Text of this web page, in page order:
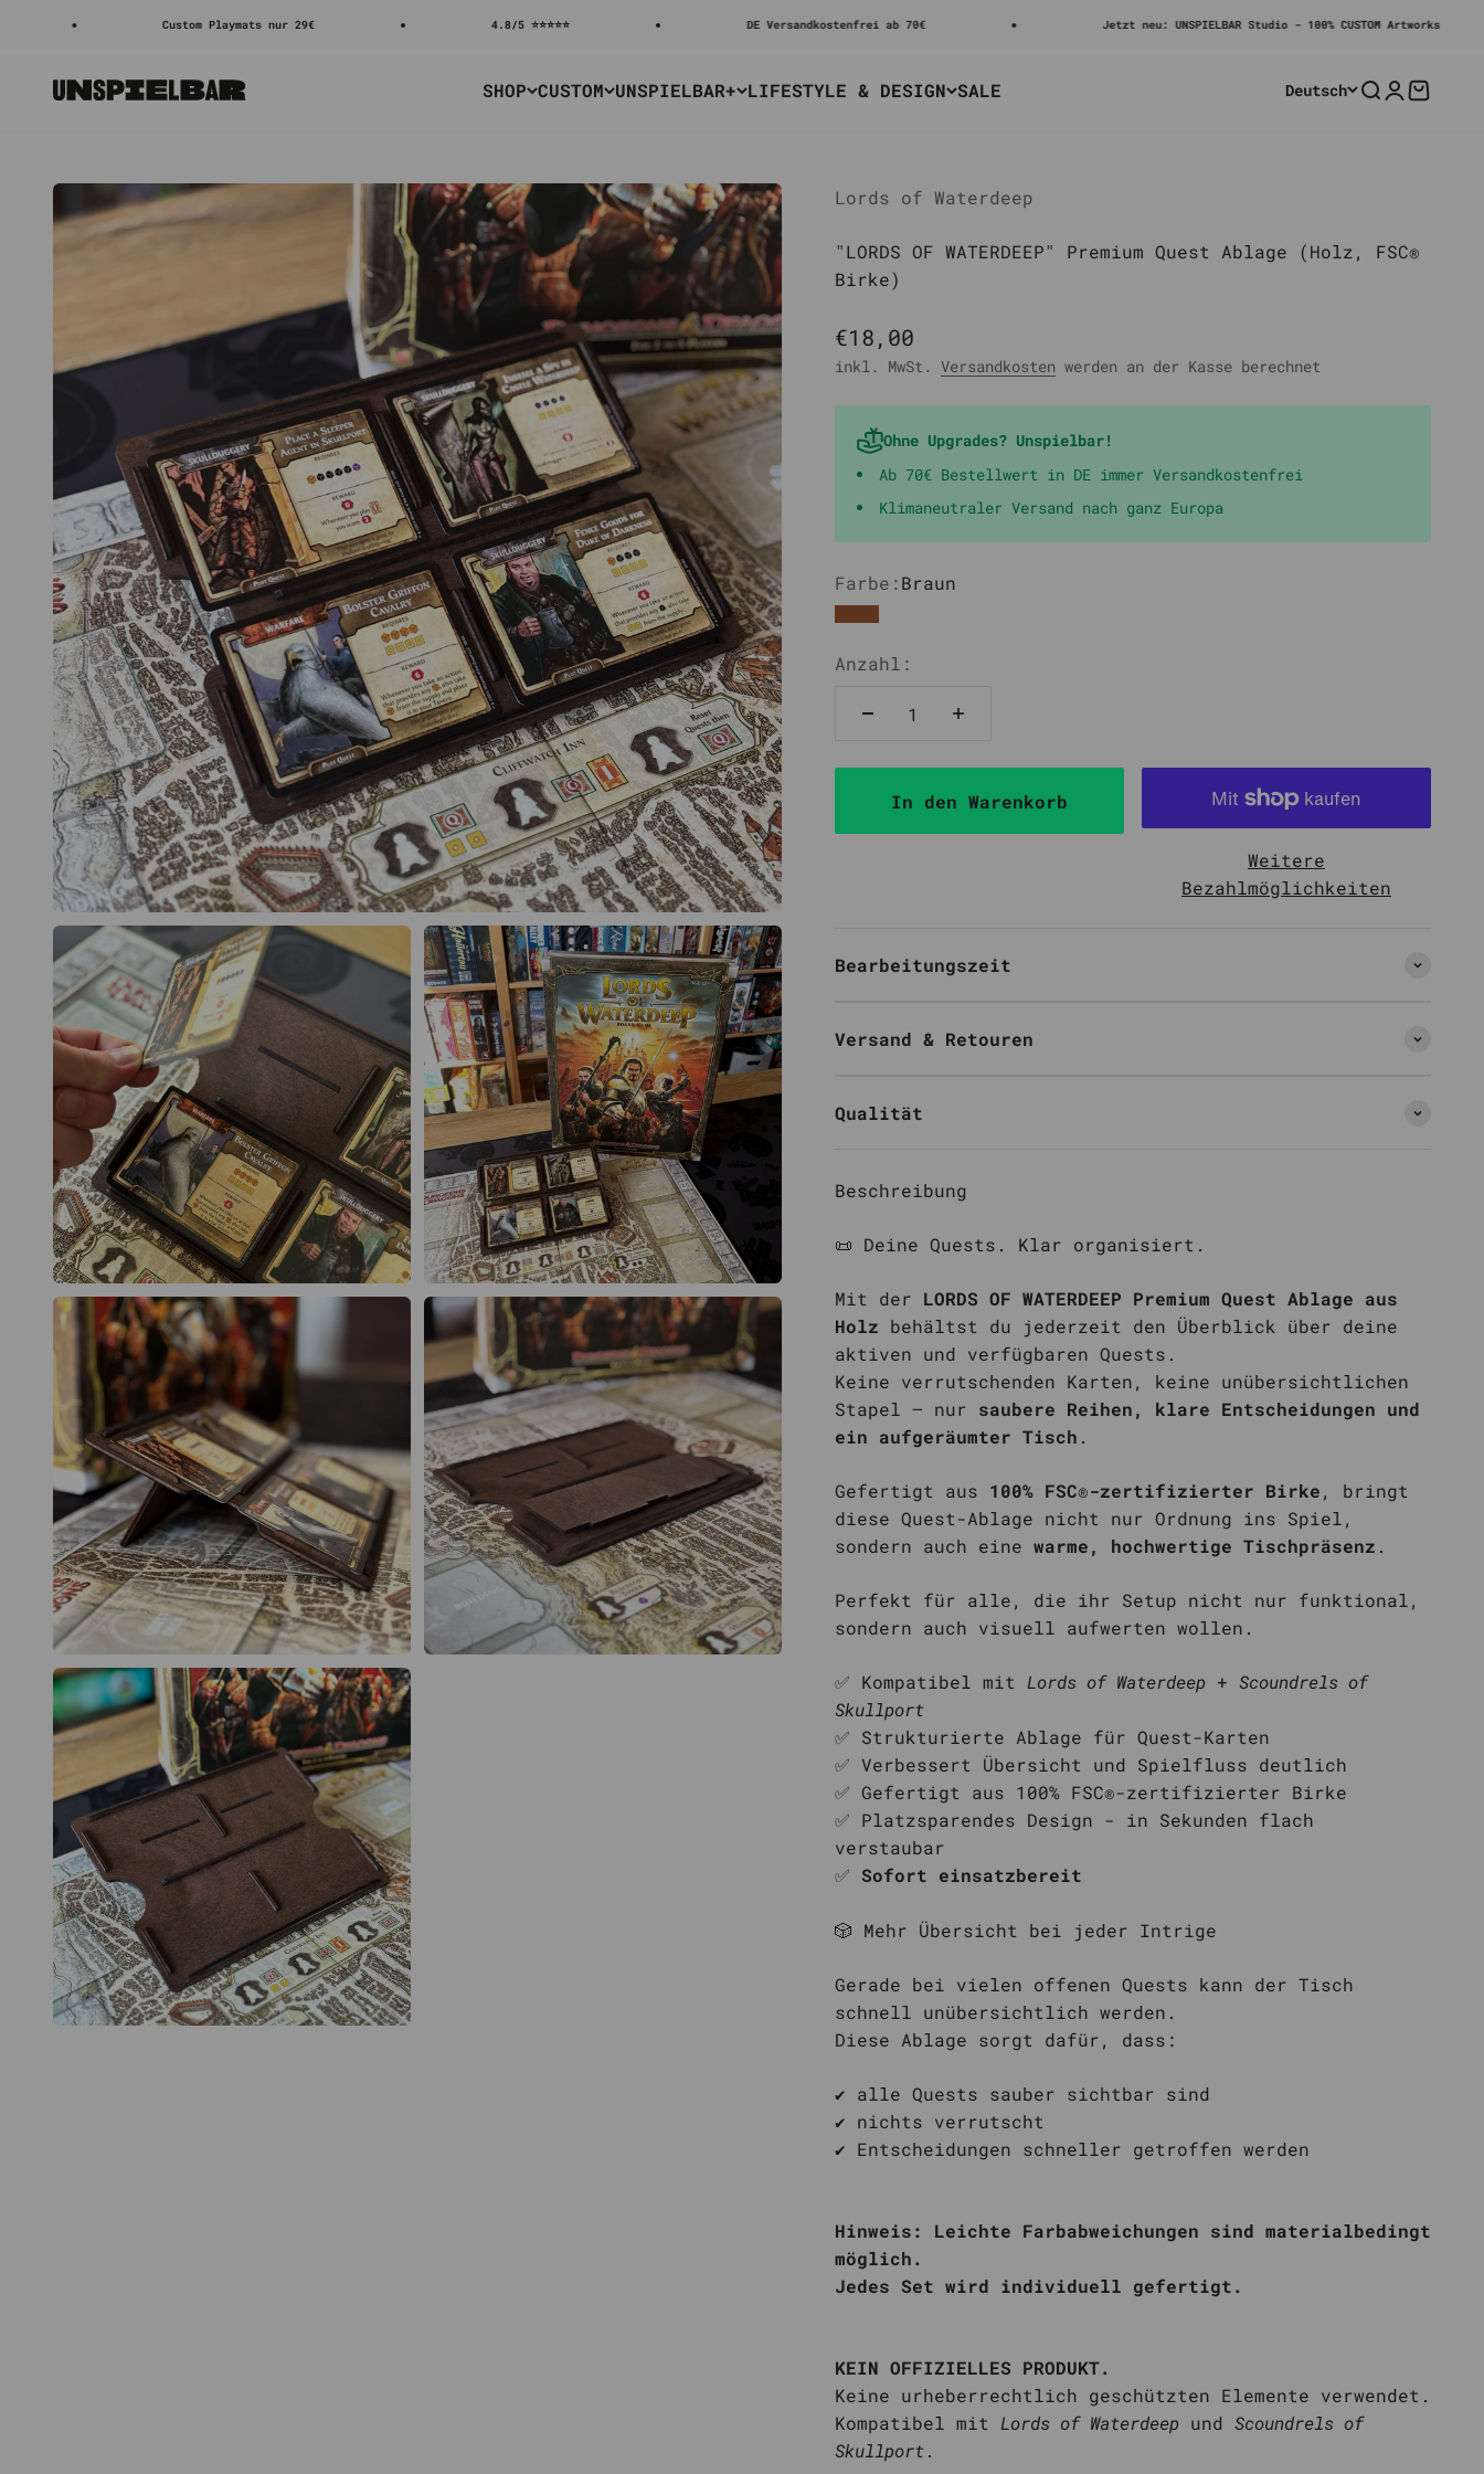
Custom Playmats nur 29€ 4.8/5 ⭐⭐⭐⭐⭐ DE Versandkostenfrei ab 70€ Jetzt neu: UNSPIELBAR Studio - 100% CUSTOM Artworks
SHOP CUSTOM UNSPIELBAR+ LIFESTYLE & DESIGN SALE
Unspielbar Deutsch SucheAnmelden
Lords of Waterdeep
"LORDS OF WATERDEEP" Premium Quest Ablage (Holz, FSC®
Birke)
Angebot
€18,00
inkl. MwSt. Versandkosten werden an der Kasse berechnet
Ohne Upgrades? Unspielbar!
Ab 70€ Bestellwert in DE immer Versandkostenfrei
Klimaneutraler Versand nach ganz Europa
Farbe:Braun
Braun
Anzahl:
In den Warenkorb
Weitere
Bezahlmöglichkeiten
Bearbeitungszeit
Versand & Retouren
Qualität
Beschreibung
📜 Deine Quests. Klar organisiert.
Mit der LORDS OF WATERDEEP Premium Quest Ablage aus
Holz behältst du jederzeit den Überblick über deine
aktiven und verfügbaren Quests.
Keine verrutschenden Karten, keine unübersichtlichen
Stapel – nur saubere Reihen, klare Entscheidungen und
ein aufgeräumter Tisch .
Gefertigt aus 100% FSC®-zertifizierter Birke, bringt
diese Quest-Ablage nicht nur Ordnung ins Spiel,
sondern auch eine warme, hochwertige Tischpräsenz .
Perfekt für alle, die ihr Setup nicht nur funktional,
sondern auch visuell aufwerten wollen.
✅ Kompatibel mit Lords of Waterdeep + Scoundrels of
Skullport
✅ Strukturierte Ablage für Quest-Karten
✅ Verbessert Übersicht und Spielfluss deutlich
✅ Gefertigt aus 100% FSC®-zertifizierter Birke
✅ Platzsparendes Design - in Sekunden flach
verstaubar
✅ Sofort einsatzbereit
🎲 Mehr Übersicht bei jeder Intrige
Gerade bei vielen offenen Quests kann der Tisch
schnell unübersichtlich werden.
Diese Ablage sorgt dafür, dass:
✔️ alle Quests sauber sichtbar sind
✔️ nichts verrutscht
✔️ Entscheidungen schneller getroffen werden
Hinweis:
Leichte Farbabweichungen sind materialbedingt
möglich.
Jedes Set wird individuell gefertigt.
KEIN OFFIZIELLES PRODUKT.
Keine urheberrechtlich geschützten Elemente verwendet.
Kompatibel mit Lords of Waterdeep und Scoundrels of
Skullport.